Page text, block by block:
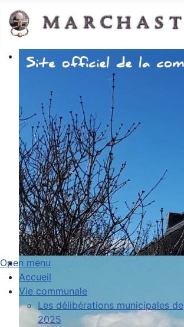
Open menu
Accueil
Vie communale
Les délibérations municipales de
2025